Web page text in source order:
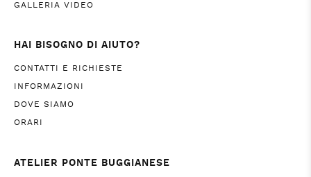
GALLERIA VIDEO
HAI BISOGNO DI AIUTO?
CONTATTI E RICHIESTE
INFORMAZIONI
DOVE SIAMO
ORARI
ATELIER PONTE BUGGIANESE